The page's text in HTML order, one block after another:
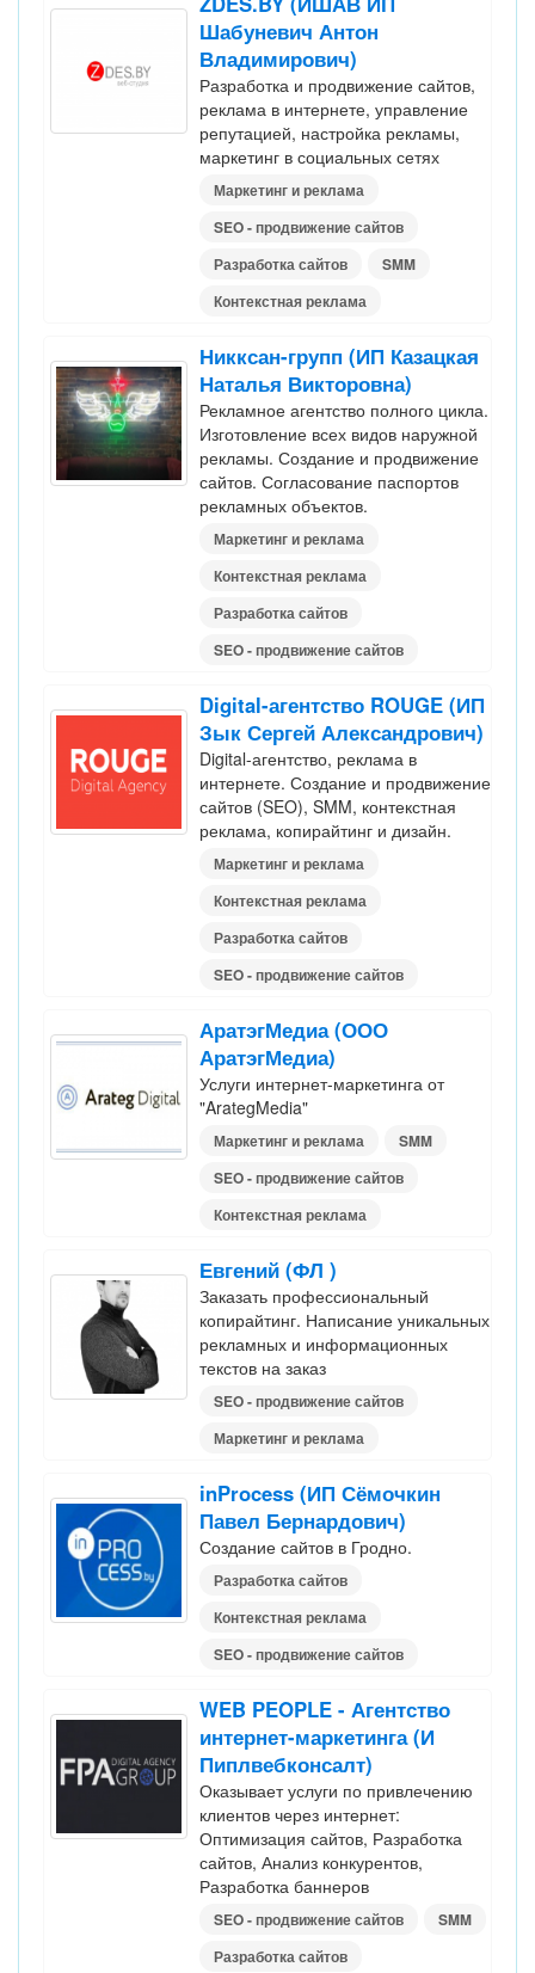
Шабуневич Антон
Владимирович)
Разработка и продвижение сайтов,
реклама в интернете, управление
репутацией, настройка рекламы,
маркетинг в социальных сетях
Маркетинг и реклама
SEO - продвижение сайтов
Разработка сайтов
SMM
Контекстная реклама
Никксан-групп (ИП Казацкая
Наталья Викторовна)
Рекламное агентство полного цикла.
Изготовление всех видов наружной
рекламы. Создание и продвижение
сайтов. Согласование паспортов
рекламных объектов.
Маркетинг и реклама
Контекстная реклама
Разработка сайтов
SEO - продвижение сайтов
Digital-агентство ROUGE (ИП
Зык Сергей Александрович)
Digital-агентство, реклама в
интернете. Создание и продвижение
сайтов (SEO), SMM, контекстная
реклама, копирайтинг и дизайн.
Маркетинг и реклама
Контекстная реклама
Разработка сайтов
SEO - продвижение сайтов
АратэгМедиа (ООО
АратэгМедиа)
Услуги интернет-маркетинга от
"ArategMedia"
Маркетинг и реклама
SMM
SEO - продвижение сайтов
Контекстная реклама
Евгений (ФЛ )
Заказать профессиональный
копирайтинг. Написание уникальных
рекламных и информационных
текстов на заказ
SEO - продвижение сайтов
Маркетинг и реклама
inProcess (ИП Сёмочкин
Павел Бернардович)
Создание сайтов в Гродно.
Разработка сайтов
Контекстная реклама
SEO - продвижение сайтов
WEB PEOPLE - Агентство
интернет-маркетинга (И
Пиплвебконсалт)
Оказывает услуги по привлечению
клиентов через интернет:
Оптимизация сайтов, Разработка
сайтов, Анализ конкурентов,
Разработка баннеров
SEO - продвижение сайтов
SMM
Разработка сайтов